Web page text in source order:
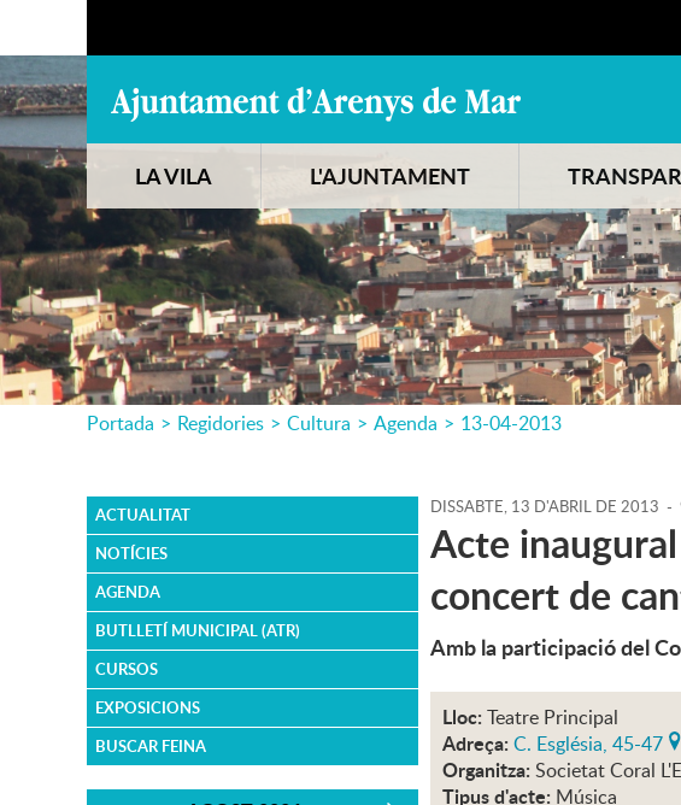
LA VILA L'AJUNTAMENT
Portada > Regidories > Cultura > Agenda > 13-04-2013
ACTUALITAT
NOTÍCIES
AGENDA
BUTLLETÍ MUNICIPAL (ATR)
CURSOS
EXPOSICIONS
BUSCAR FEINA
DISSABTE, 13 D'ABRIL DE 2013 -
Acte
concert de
Amb la participació del
Lloc: Teatre Principal
Adreça: C. Església, 45-47
Organitza: Societat Coral
Tipus d'acte: Música